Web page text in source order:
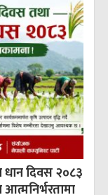
धान दिवस २०८३